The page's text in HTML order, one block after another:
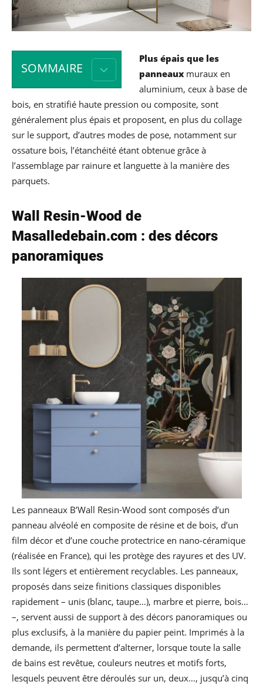
SOMMAIRE
Plus épais que les
panneauxmuraux en
aluminium, ceux à base de
bois, en stratifié haute pression ou composite, sont
généralement plus épais et proposent, en plus du collage
sur le support, d’autres modes de pose, notamment sur
ossature bois, l’étanchéité étant obtenue grâce à
l’assemblage par rainure et languette à la manière des
parquets.
Wall Resin-Wood de
Masalledebain.com : des décors
panoramiques
Les panneaux B’Wall Resin-Wood sont composés d’un
panneau alvéolé en composite de résine et de bois, d’un
film décor et d’une couche protectrice en nano-céramique
(réalisée en France), qui les protège des rayures et des UV.
Ils sont légers et entièrement recyclables. Les panneaux,
proposés dans seize finitions classiques disponibles
rapidement – unis (blanc, taupe…), marbre et pierre, bois…
–, servent aussi de support à des décors panoramiques ou
plus exclusifs, à la manière du papier peint. Imprimés à la
demande, ils permettent d’alterner, lorsque toute la salle
de bains est revêtue, couleurs neutres et motifs forts,
lesquels peuvent être déroulés sur un, deux…, jusqu’à cinq